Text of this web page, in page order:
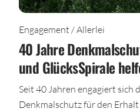
Engagement / Allerlei
40 Jahre
und GlücksSpirale
Seit 40 Jahren engagiert sich
Denkmalschutz für den